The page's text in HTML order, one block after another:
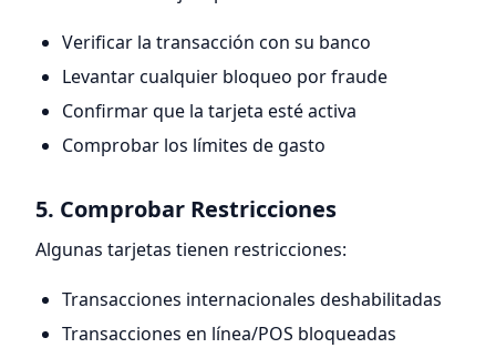
Verificar la transacción con su banco
Levantar cualquier bloqueo por fraude
Confirmar que la tarjeta esté activa
Comprobar los límites de gasto
5. Comprobar Restricciones
Algunas tarjetas tienen restricciones:
Transacciones internacionales deshabilitadas
Transacciones en línea/POS bloqueadas